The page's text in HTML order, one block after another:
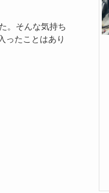
。そんな気持ち
ったことはあり